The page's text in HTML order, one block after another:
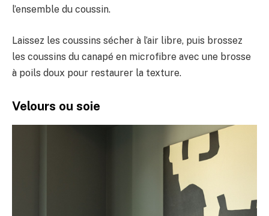
l’ensemble du coussin.
Laissez les coussins sécher à l’air libre, puis brossez
les coussins du canapé en microfibre avec une brosse
à poils doux pour restaurer la texture.
Velours ou soie